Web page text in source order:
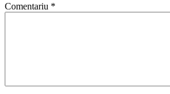
Comentariu *